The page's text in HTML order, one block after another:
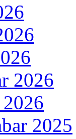
2026
2026
2025